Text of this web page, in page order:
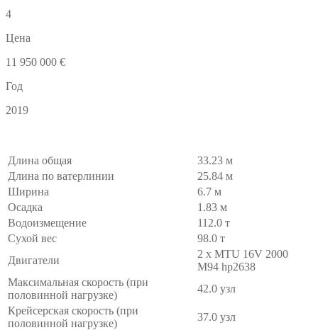
4
Цена
11 950 000 €
Год
2019
Длина общая
33.23 м
Длина по ватерлинии
25.84 м
Ширина
6.7 м
Осадка
1.83 м
Водоизмещение
112.0 т
Сухой вес
98.0 т
Двигатели
2 x MTU 16V 2000
M94 hp2638
Максимальная скорость (при
половинной нагрузке)
42.0 узл
Крейсерская скорость (при
половинной нагрузке)
37.0 узл